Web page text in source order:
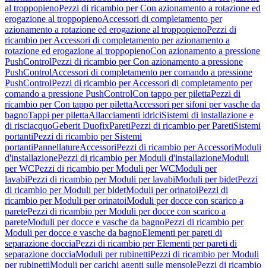
al troppopienoPezzi di ricambio per Con azionamento a rotazione ed
erogazione al troppopienoAccessori di completamento per
azionamento a rotazione ed erogazione al troppopienoPezzi di
ricambio per Accessori di completamento per azionamento a
rotazione ed erogazione al troppopienoCon azionamento a pressione
PushControlPezzi di ricambio per Con azionamento a pressione
PushControlAccessori di completamento per comando a pressione
PushControlPezzi di ricambio per Accessori di completamento per
comando a pressione PushControlCon tappo per pilettaPezzi di
ricambio per Con tappo per pilettaAccessori per sifoni per vasche da
bagnoTappi per pilettaAllacciamenti idriciSistemi di installazione e
di risciacquoGeberit DuofixParetiPezzi di ricambio per ParetiSistemi
portantiPezzi di ricambio per Sistemi
portantiPannellatureAccessoriPezzi di ricambio per AccessoriModuli
d'installazionePezzi di ricambio per Moduli d'installazioneModuli
per WCPezzi di ricambio per Moduli per WCModuli per
lavabiPezzi di ricambio per Moduli per lavabiModuli per bidetPezzi
di ricambio per Moduli per bidetModuli per orinatoiPezzi di
ricambio per Moduli per orinatoiModuli per docce con scarico a
paretePezzi di ricambio per Moduli per docce con scarico a
pareteModuli per docce e vasche da bagnoPezzi di ricambio per
Moduli per docce e vasche da bagnoElementi per pareti di
separazione docciaPezzi di ricambio per Elementi per pareti di
separazione docciaModuli per rubinettiPezzi di ricambio per Moduli
per rubinettiModuli per carichi agenti sulle mensolePezzi di ricambio